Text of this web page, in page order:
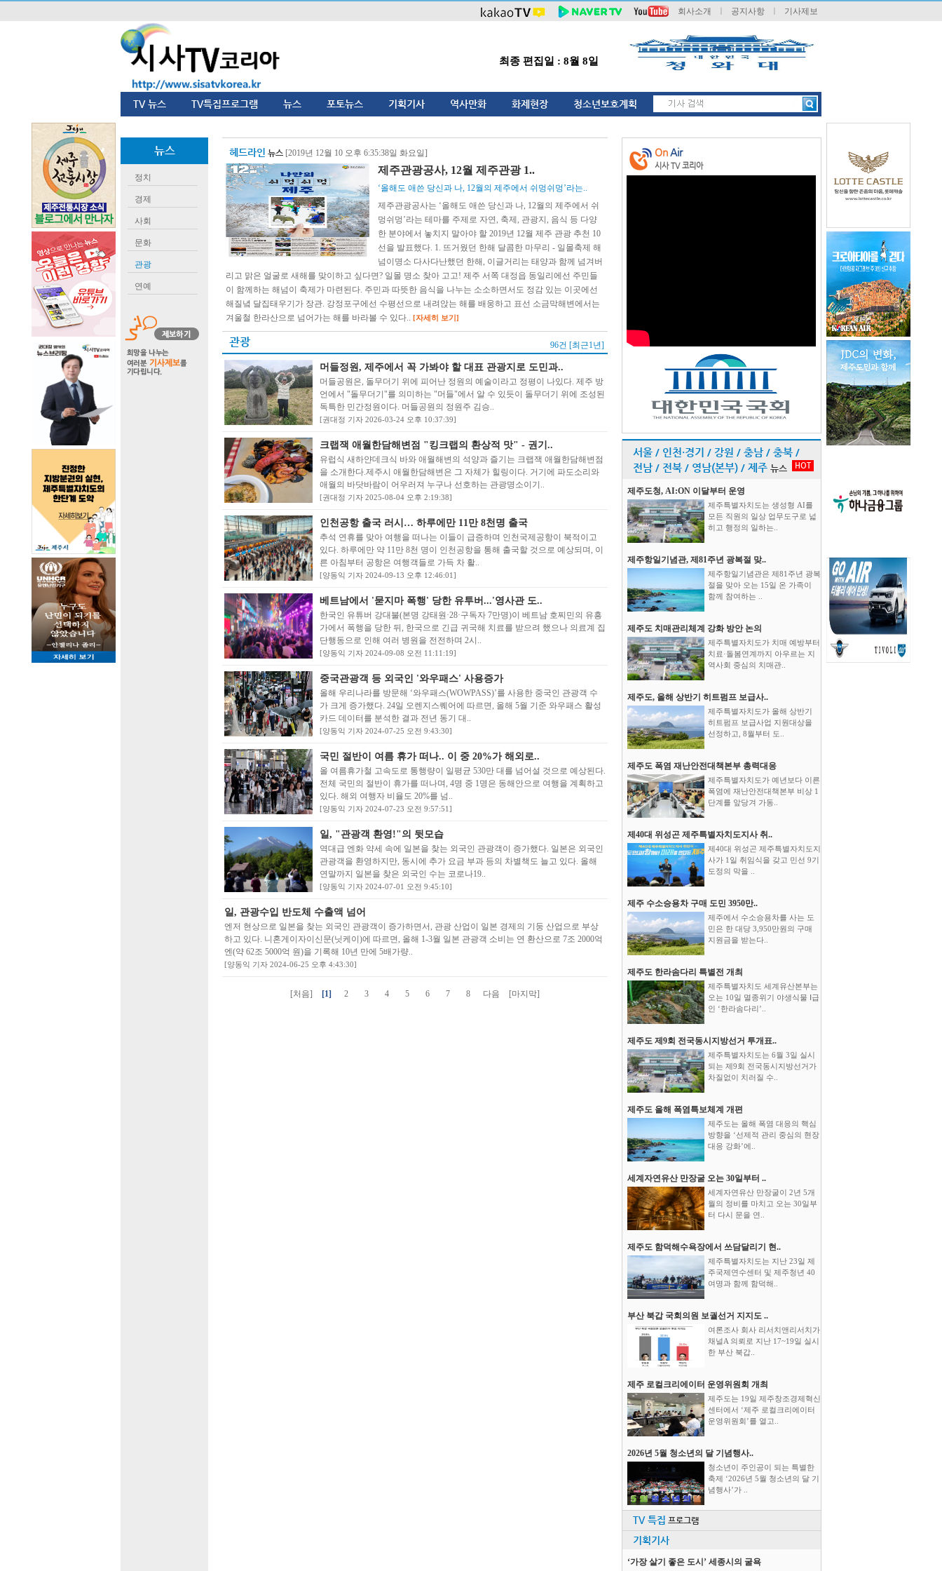
회사소개 공지사항 기사제보
최종 편집일 : 8월 8일
TV 뉴스 TV특집프로그램 뉴스 포토뉴스 기획기사 역사만화 화제현장 청소년보호계획
뉴스
정치
경제
사회
문화
관광
연예
헤드라인 뉴스 [2019년 12월 10 오후 6:35:38일 화요일]
제주관광공사, 12월 제주관광 1..
‘올해도 애쓴 당신과 나, 12월의 제주에서 쉬멍쉬멍’라는..
제주관광공사는 ‘올해도 애쓴 당신과 나, 12월의 제주에서 쉬
멍쉬멍’라는 테마를 주제로 자연, 축제, 관광지, 음식 등 다양
한 분야에서 놓치지 말아야 할 2019년 12월 제주 관광 추천 10
선을 발표했다. 1. 뜨거웠던 한해 달콤한 마무리 - 일몰축제 해
넘이명소 다사다난했던 한해, 이글거리는 태양과 함께 넘겨버
리고 맑은 얼굴로 새해를 맞이하고 싶다면? 일몰 명소 찾아 고고! 제주 서쪽 대정읍 동일리에선 주민들
이 함께하는 해넘이 축제가 마련된다. 주민과 따뜻한 음식을 나누는 소소하면서도 정감 있는 이곳에선
해질녘 달집태우기가 장관. 강정포구에선 수평선으로 내려앉는 해를 배웅하고 표선 소금막해변에서는
겨울철 한라산으로 넘어가는 해를 바라볼 수 있다.. [자세히 보기]
관광 96건 [최근1년]
머들정원, 제주에서 꼭 가봐야 할 대표 관광지로 도민과..
머들공원은, 돌무더기 위에 피어난 정원의 예술이라고 정평이 나있다. 제주 방
언에서 "돌무더기"를 의미하는 "머들"에서 알 수 있듯이 돌무더기 위에 조성된
독특한 민간정원이다. 머들공원의 정원주 김승..
[권대정 기자 2026-03-24 오후 10:37:39]
크랩잭 애월한담해변점 "킹크랩의 환상적 맛" - 권기..
유럽식 새하얀데크식 바와 애월해변의 석양과 즐기는 크랩잭 애월한담해변점
을 소개한다.제주시 애월한담해변은 그 자체가 힐링이다. 거기에 파도소리와
애월의 바닷바람이 어우러져 누구나 선호하는 관광명소이기..
[권대정 기자 2025-08-04 오후 2:19:38]
인천공항 출국 러시… 하루에만 11만 8천명 출국
추석 연휴를 맞아 여행을 떠나는 이들이 급증하며 인천국제공항이 북적이고
있다. 하루에만 약 11만 8천 명이 인천공항을 통해 출국할 것으로 예상되며, 이
른 아침부터 공항은 여행객들로 가득 차 활..
[양동익 기자 2024-09-13 오후 12:46:01]
베트남에서 '묻지마 폭행' 당한 유투버...'영사관 도..
한국인 유튜버 강대불(본명 강태원·28·구독자 7만명)이 베트남 호찌민의 유흥
가에서 폭행을 당한 뒤, 한국으로 긴급 귀국해 치료를 받으려 했으나 의료계 집
단행동으로 인해 여러 병원을 전전하며 2시..
[양동익 기자 2024-09-08 오전 11:11:19]
중국관광객 등 외국인 '와우패스' 사용증가
올해 우리나라를 방문해 ‘와우패스(WOWPASS)’를 사용한 중국인 관광객 수
가 크게 증가했다. 24일 오렌지스퀘어에 따르면, 올해 5월 기준 와우패스 활성
카드 데이터를 분석한 결과 전년 동기 대..
[양동익 기자 2024-07-25 오전 9:43:30]
국민 절반이 여름 휴가 떠나.. 이 중 20%가 해외로..
올 여름휴가철 고속도로 통행량이 일평균 530만 대를 넘어설 것으로 예상된다.
전체 국민의 절반이 휴가를 떠나며, 4명 중 1명은 동해안으로 여행을 계획하고
있다. 해외 여행자 비율도 20%를 넘..
[양동익 기자 2024-07-23 오전 9:57:51]
일, "관광객 환영!"의 뒷모습
역대급 엔화 약세 속에 일본을 찾는 외국인 관광객이 증가했다. 일본은 외국인
관광객을 환영하지만, 동시에 추가 요금 부과 등의 차별책도 늘고 있다. 올해
연말까지 일본을 찾은 외국인 수는 코로나19..
[양동익 기자 2024-07-01 오전 9:45:10]
일, 관광수입 반도체 수출액 넘어
엔저 현상으로 일본을 찾는 외국인 관광객이 증가하면서, 관광 산업이 일본 경제의 기둥 산업으로 부상
하고 있다. 니혼게이자이신문(닛케이)에 따르면, 올해 1-3월 일본 관광객 소비는 연 환산으로 7조 2000억
엔(약 62조 5000억 원)을 기록해 10년 만에 5배가량..
[양동익 기자 2024-06-25 오후 4:43:30]
[처음] [1] 2 3 4 5 6 7 8 다음 [마지막]
On Air
시사 TV 코리아
서울 / 인천·경기 / 강원 / 충남 / 충북 /
전남 / 전북 / 영남(본부) / 제주 뉴스 HOT
제주도청, AI:ON 이달부터 운영
제주특별자치도는 생성형 AI를
모든 직원의 일상 업무도구로 넓
히고 행정의 일하는..
제주항일기념관, 제81주년 광복절 맞..
제주항일기념관은 제81주년 광복
절을 맞아 오는 15일 온 가족이
함께 참여하는 ..
제주도 치매관리체계 강화 방안 논의
제주특별자치도가 치매 예방부터
치료·돌봄연계까지 아우르는 지
역사회 중심의 치매관..
제주도, 올해 상반기 히트펌프 보급사..
제주특별자치도가 올해 상반기
히트펌프 보급사업 지원대상을
선정하고, 8월부터 도..
제주도 폭염 재난안전대책본부 총력대응
제주특별자치도가 예년보다 이른
폭염에 재난안전대책본부 비상 1
단계를 앞당겨 가동..
제40대 위성곤 제주특별자치도지사 취..
제40대 위성곤 제주특별자치도지
사가 1일 취임식을 갖고 민선 9기
도정의 막을 ..
제주 수소승용차 구매 도민 3950만..
제주에서 수소승용차를 사는 도
민은 한 대당 3,950만원의 구매
지원금을 받는다..
제주도 한라솜다리 특별전 개최
제주특별자치도 세계유산본부는
오는 10일 멸종위기 야생식물 Ⅰ급
인 ‘한라솜다리’..
제주도 제9회 전국동시지방선거 투개표..
제주특별자치도는 6월 3일 실시
되는 제9회 전국동시지방선거가
차질없이 치러질 수..
제주도 올해 폭염특보체계 개편
제주도는 올해 폭염 대응의 핵심
방향을 ‘선제적 관리 중심의 현장
대응 강화’에..
세계자연유산 만장굴 오는 30일부터 ..
세계자연유산 만장굴이 2년 5개
월의 정비를 마치고 오는 30일부
터 다시 문을 연..
제주도 함덕해수욕장에서 쓰담달리기 현..
제주특별자치도는 지난 23일 제
주국제연수센터 및 제주청년 40
여명과 함께 함덕해..
부산 북갑 국회의원 보궐선거 지지도 ..
여론조사 회사 리서치앤리서치가
채널A 의뢰로 지난 17~19일 실시
한 부산 북갑..
제주 로컬크리에이터 운영위원회 개최
제주도는 19일 제주창조경제혁신
센터에서 ‘제주 로컬크리에이터
운영위원회’를 열고..
2026년 5월 청소년의 달 기념행사..
청소년이 주인공이 되는 특별한
축제 ‘2026년 5월 청소년의 달 기
념행사’가 ..
TV 특집 프로그램
기획기사
‘가장 살기 좋은 도시’ 세종시의 굴욕